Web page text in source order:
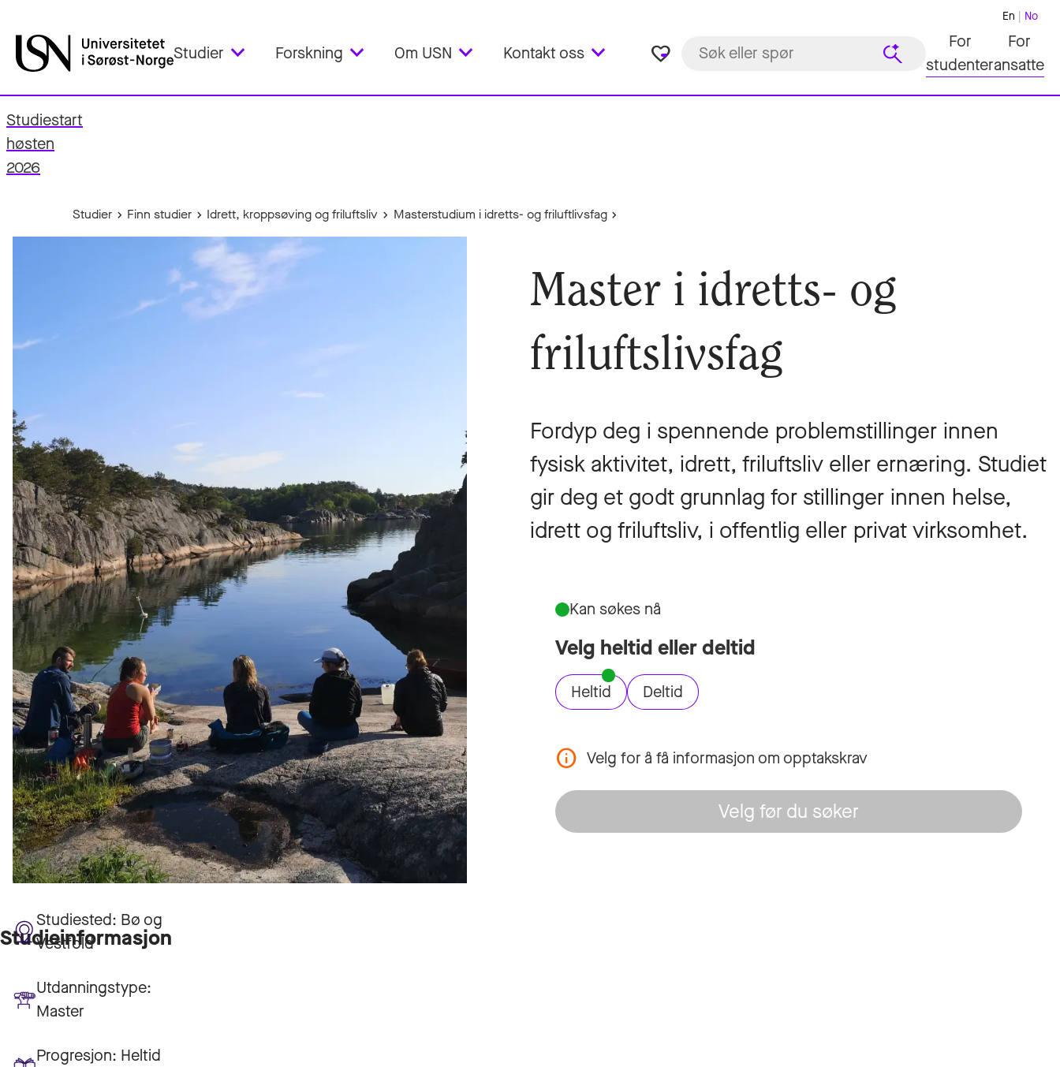
Studier Forskning Om USN Kontakt oss favorite_border
En No
For
studenter
For
ansatte
Studiestart
høsten
2026
Studier Finn studier Idrett, kroppsøving og friluftsliv Masterstudium i idretts- og friluftlivsfag
Master i idretts- og
friluftslivsfag
Fordyp deg i spennende problemstillinger innen
fysisk aktivitet, idrett, friluftsliv eller ernæring. Studiet
gir deg et godt grunnlag for stillinger innen helse,
idrett og friluftsliv, i offentlig eller privat virksomhet.
Velg heltid eller deltid
Kan søkes nå
Heltid Deltid
Velg for å få informasjon om opptakskrav
Velg før du søker
Studieinformasjon
Studiested: Bø og
Vestfold
Utdanningstype:
Master
Progresjon: Heltid